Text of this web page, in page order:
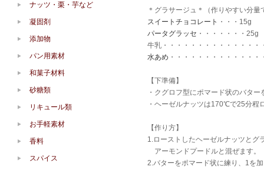
＊グラサージュ＊（作りやすい分量
スイートチョコレート ・・・15g
パータグラッセ ・・・・・・・25g
牛乳・・・・・・・・・・・・・・
水あめ ・・・・・・・・・・・・・
【下準備】
・クグロフ型にポマード状のバタ
・ヘーゼルナッツは170℃で25分程
【作り方】
1.ローストしたヘーゼルナッツとグ
アーモンドプードルと混ぜます。
2.バターをポマード状に練り、1を
ナッツ・栗・芋など
凝固剤
添加物
パン用素材
和菓子材料
砂糖類
リキュール類
お手軽素材
香料
スパイス